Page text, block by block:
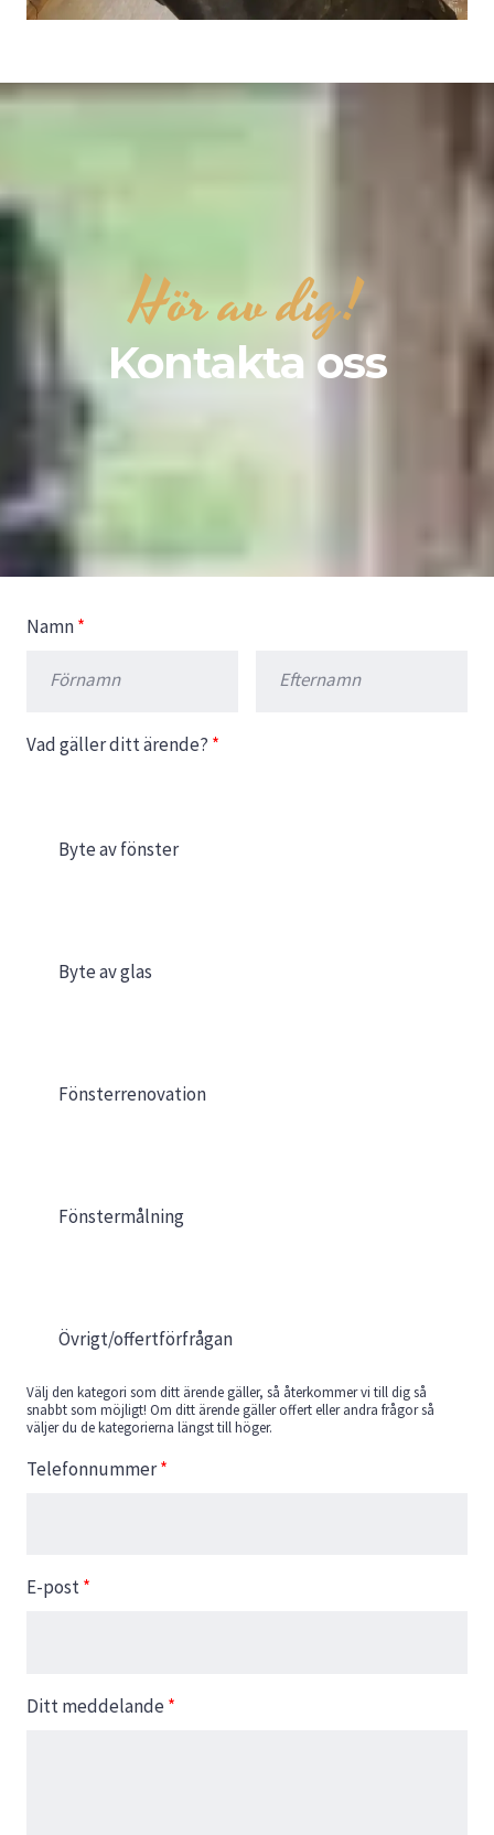
Hör av dig!
Kontakta oss
Namn*
Vad gäller ditt ärende? *
Byte av fönster
Byte av glas
Fönsterrenovation
Fönstermålning
Övrigt/offertförfrågan
Välj den kategori som ditt ärende gäller, så återkommer vi till dig så
snabbt som möjligt! Om ditt ärende gäller offert eller andra frågor så
väljer du de kategorierna längst till höger.
Telefonnummer*
E-post*
Ditt meddelande *